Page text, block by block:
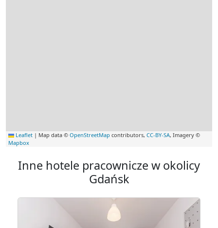
Leaflet | Map data © OpenStreetMap contributors, CC-BY-SA, Imagery ©
Mapbox
Inne hotele pracownicze w okolicy
Gdańsk